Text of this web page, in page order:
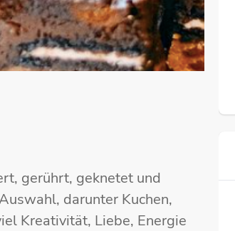
gerührt, geknetet und
darunter Kuchen,
Kreativität, Liebe, Energie